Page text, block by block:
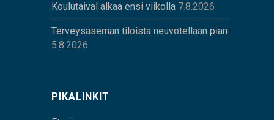
Koulutaival alkaa ensi viikolla 7.8.2026
Terveysaseman tiloista neuvotellaan pian
5.8.2026
PIKALINKIT